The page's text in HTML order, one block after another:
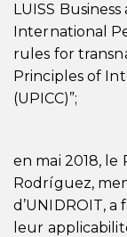
LUISS
International
rules for
Principles of
(UPICC)”;
en mai 2018, le
Rodríguez,
d’UNIDROIT,
leur